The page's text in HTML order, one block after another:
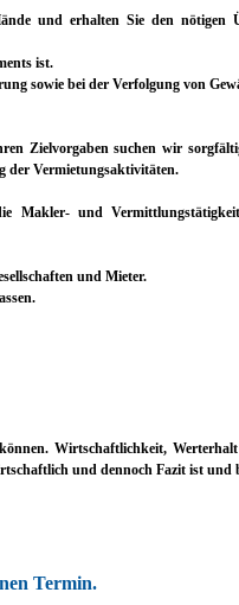
und erhalten Sie den nötigen
ist.
sowie bei der Verfolgung von
Zielvorgaben suchen wir
der Vermietungsaktivitäten.
Makler- und
und Mieter.
Wirtschaftlichkeit,
und dennoch Fazit ist und
Termin.